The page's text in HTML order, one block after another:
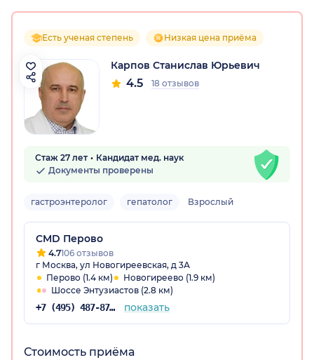
Есть ученая степень Низкая цена приёма
Карпов Станислав Юрьевич
4.5 18 отзывов
Стаж 27 лет
Кандидат мед. наук
Документы проверены
гастроэнтеролог гепатолог Взрослый
CMD Перово
4.7106 отзывов
г Москва, ул Новогиреевская, д 3А
Перово (1.4 км)
Новогиреево (1.9 км)
Шоссе Энтузиастов (2.8 км)
+7 (495) 487-87-32 показать
Стоимость приёма